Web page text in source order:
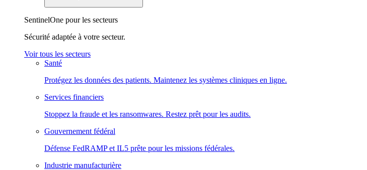
SentinelOne pour les secteurs
Sécurité adaptée à votre secteur.
Voir tous les secteurs
Santé
Protégez les données des patients. Maintenez les systèmes cliniques en ligne.
Services financiers
Stoppez la fraude et les ransomwares. Restez prêt pour les audits.
Gouvernement fédéral
Défense FedRAMP et IL5 prête pour les missions fédérales.
Industrie manufacturière